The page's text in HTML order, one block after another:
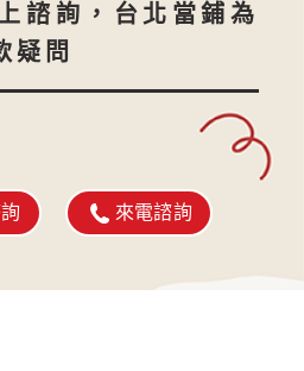
諮詢，台北當鋪為
疑問
來電諮詢